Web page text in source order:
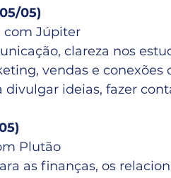
05)
com Júpiter
clareza nos
vendas e
ideias, fazer
Plutão
as finanças, os